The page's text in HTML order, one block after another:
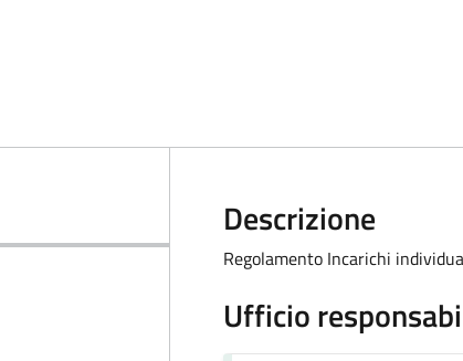
Descrizione
Regolamento Incarichi
Ufficio